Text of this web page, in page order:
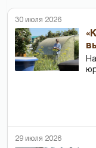
30 июля 2026
29 июля 2026